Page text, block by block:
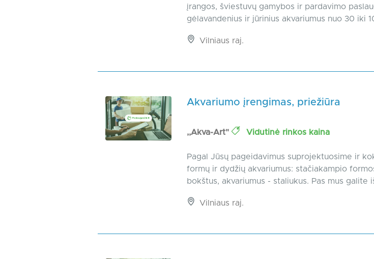
įrangos, šviestuvų gamybos ir pardavimo
gėlavandenius ir jūrinius akvariumus nuo 30 iki
Vilniaus raj.
Akvariumo įrengimas, priežiūra
,,Akva-Art" Vidutinė rinkos kaina
Pagal Jūsų pageidavimus suprojektuosime ir
formų ir dydžių akvariumus: stačiakampio
bokštus, akvariumus - staliukus. Pas mus galite
Vilniaus raj.